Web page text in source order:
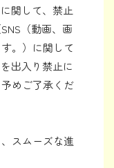
関して、禁止
（動画、画
。）に関して
出入り禁止に
めご了承くだ
スムーズな進